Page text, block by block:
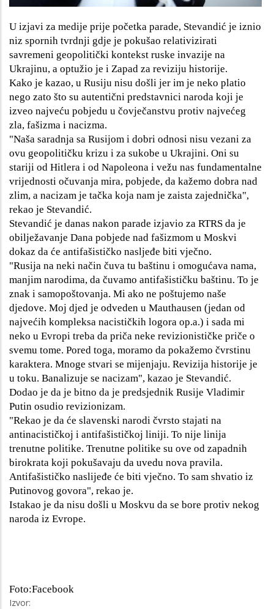
U izjavi za medije prije početka parade, Stevandić je iznio
niz spornih tvrdnji gdje je pokušao relativizirati
savremeni geopolitički kontekst ruske invazije na
Ukrajinu, a optužio je i Zapad za reviziju historije.
Kako je kazao, u Rusiju nisu došli jer im je neko platio
nego zato što su autentični predstavnici naroda koji je
izveo najveću pobjedu u čovječanstvu protiv najvećeg
zla, fašizma i nacizma.
"Naša saradnja sa Rusijom i dobri odnosi nisu vezani za
ovu geopolitičku krizu i za sukobe u Ukrajini. Oni su
stariji od Hitlera i od Napoleona i vežu nas fundamentalne
vrijednosti očuvanja mira, pobjede, da kažemo dobra nad
zlim, a nacizam je tačka koja nam je zaista zajednička",
rekao je Stevandić.
Stevandić je danas nakon parade izjavio za RTRS da je
obilježavanje Dana pobjede nad fašizmom u Moskvi
dokaz da će antifašističko nasljeđe biti vječno.
"Rusija na neki način čuva tu baštinu i omogućava nama,
manjim narodima, da čuvamo antifašističku baštinu. To je
znak i samopoštovanja. Mi ako ne poštujemo naše
djedove. Moj djed je odveden u Mauthausen (jedan od
najvećih kompleksa nacističkih logora op.a.) i sada mi
neko u Evropi treba da priča neke revizionističke priče o
svemu tome. Pored toga, moramo da pokažemo čvrstinu
karaktera. Mnoge stvari se mijenjaju. Revizija historije je
u toku. Banalizuje se nacizam", kazao je Stevandić.
Dodao je da je bitno da je predsjednik Rusije Vladimir
Putin osudio revizionizam.
"Rekao je da će slavenski narodi čvrsto stajati na
antinacističkoj i antifašističkoj liniji. To nije linija
trenutne politike. Trenutne politike su ove od zapadnih
birokrata koji pokušavaju da uvedu nova pravila.
Antifašističko naslijeđe će biti vječno. To sam shvatio iz
Putinovog govora", rekao je.
Istakao je da nisu došli u Moskvu da se bore protiv nekog
naroda iz Evrope.
Foto:Facebook
Izvor: